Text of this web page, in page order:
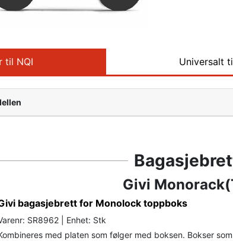
til NQI Universalt
Givi
bagasjebrett for Monolock toppboks
SR8962 | Enhet: Stk
med platen som følger med boksen. Bokser